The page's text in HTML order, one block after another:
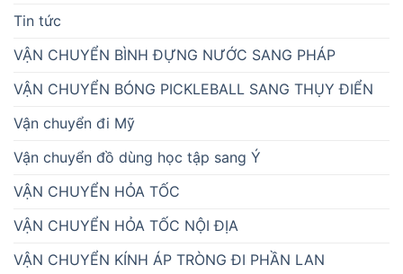
Tin tức
VẬN CHUYỂN BÌNH ĐỰNG NƯỚC SANG PHÁP
VẬN CHUYỂN BÓNG PICKLEBALL SANG THỤY ĐIỂN
Vận chuyển đi Mỹ
Vận chuyển đồ dùng học tập sang Ý
VẬN CHUYỂN HỎA TỐC
VẬN CHUYỂN HỎA TỐC NỘI ĐỊA
VẬN CHUYỂN KÍNH ÁP TRÒNG ĐI PHẦN LAN